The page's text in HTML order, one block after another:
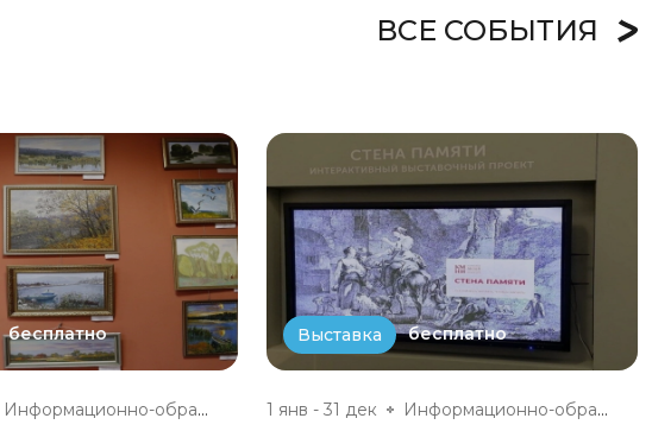
ВСЕ СОБЫТИЯ
бесплатно
Информационно-образовательный...
Выставка бесплатно
1 янв - 31 дек Информационно-образовательный...